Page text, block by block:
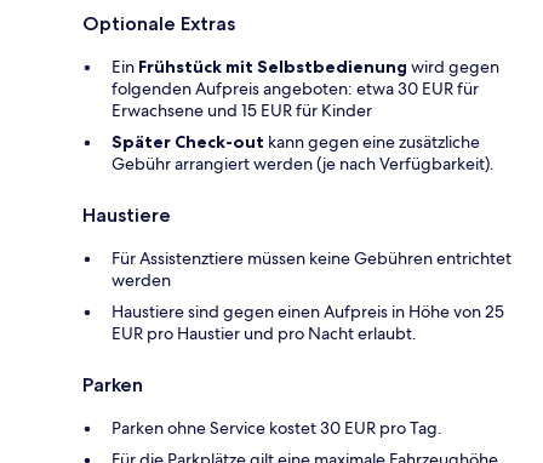
Optionale Extras
Ein Frühstück mit Selbstbedienung wird gegen
folgenden Aufpreis angeboten: etwa 30 EUR für
Erwachsene und 15 EUR für Kinder
Später Check-out kann gegen eine zusätzliche
Gebühr arrangiert werden (je nach Verfügbarkeit).
Haustiere
Für Assistenztiere müssen keine Gebühren entrichtet
werden
Haustiere sind gegen einen Aufpreis in Höhe von 25
EUR pro Haustier und pro Nacht erlaubt.
Parken
Parken ohne Service kostet 30 EUR pro Tag.